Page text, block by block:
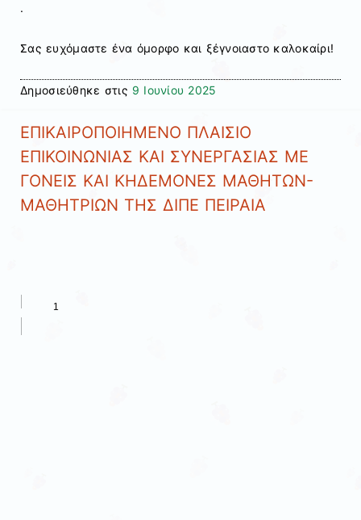
.
Σας ευχόμαστε ένα όμορφο και ξέγνοιαστο καλοκαίρι!
Δημοσιεύθηκε στις 9 Ιουνίου 2025
ΕΠΙΚΑΙΡΟΠΟΙΗΜΕΝΟ ΠΛΑΙΣΙΟ
ΕΠΙΚΟΙΝΩΝΙΑΣ ΚΑΙ ΣΥΝΕΡΓΑΣΙΑΣ ΜΕ
ΓΟΝΕΙΣ ΚΑΙ ΚΗΔΕΜΟΝΕΣ ΜΑΘΗΤΩΝ-
ΜΑΘΗΤΡΙΩΝ ΤΗΣ ΔΙΠΕ ΠΕΙΡΑΙΑ